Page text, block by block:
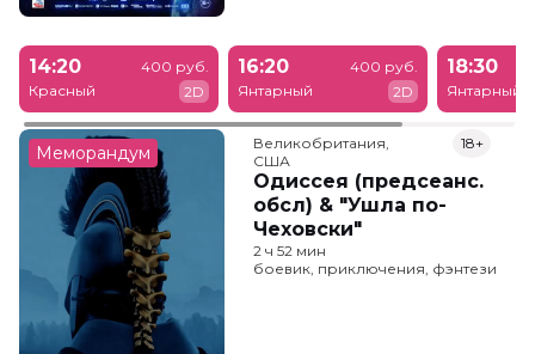
14:20
Красный
400 руб.
2D
16:20
Янтарный
400 руб.
2D
18:30
Янтарный
Меморандум
Великобритания,
США
Одиссея (предсеанс.
обсл) & "Ушла по-
Чеховски"
18+
2 ч 52 мин
боевик, приключения, фэнтези